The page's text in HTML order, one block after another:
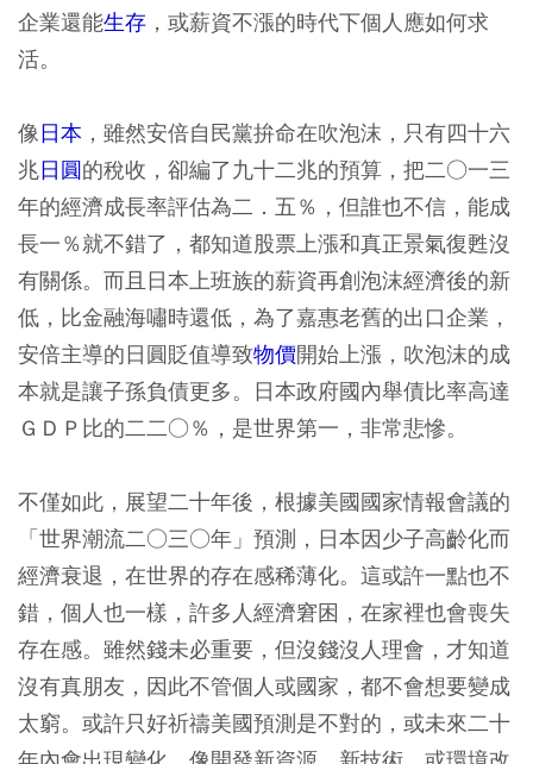
企業還能生存 ，或薪資不漲的時代下個人應如何求
活。
像日本 ，雖然安倍自民黨拚命在吹泡沫，只有四十六
兆日圓的稅收，卻編了九十二兆的預算，把二○一三
年的經濟成長率評估為二．五％，但誰也不信，能成
長一％就不錯了，都知道股票上漲和真正景氣復甦沒
有關係。而且日本上班族的薪資再創泡沫經濟後的新
低，比金融海嘯時還低，為了嘉惠老舊的出口企業，
安倍主導的日圓貶值導致物價開始上漲，吹泡沫的成
本就是讓子孫負債更多。日本政府國內舉債比率高達
ＧＤＰ比的二二○％，是世界第一，非常悲慘。
不僅如此，展望二十年後，根據美國國家情報會議的
「世界潮流二○三○年」預測，日本因少子高齡化而
經濟衰退，在世界的存在感稀薄化。這或許一點也不
錯，個人也一樣，許多人經濟窘困，在家裡也會喪失
存在感。雖然錢未必重要，但沒錢沒人理會，才知道
沒有真朋友，因此不管個人或國家，都不會想要變成
太窮。或許只好祈禱美國預測是不對的，或未來二十